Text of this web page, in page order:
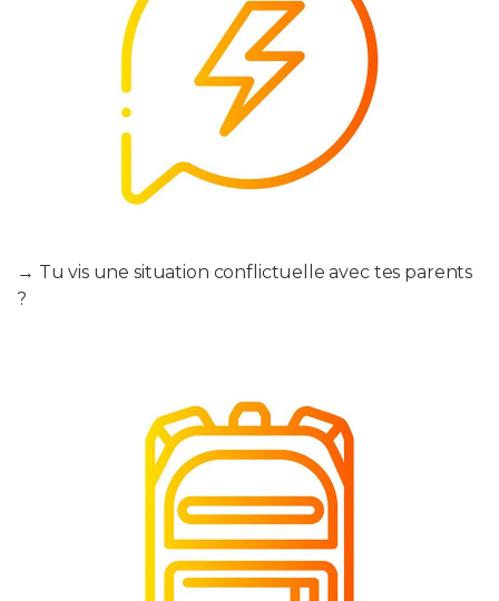
→ Tu vis une situation conflictuelle avec tes parents
?